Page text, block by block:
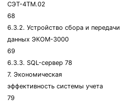
СЭТ-4ТМ.02
68
6.3.2. Устройство сбора и передачи
данных ЭКОМ-3000
69
6.3.3. SQL-сервер 78
7. Экономическая
эффективность системы учета
79